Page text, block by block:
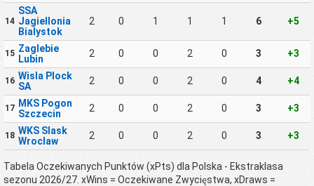
14
SSA
Jagiellonia
Bialystok
2 0 1 1 1 6 +5
15 Zaglebie
Lubin
2 0 0 2 0 3 +3
16 Wisla Plock
SA
2 0 0 2 0 4 +4
17 MKS Pogon
Szczecin
2 0 0 2 0 3 +3
18 WKS Slask
Wroclaw
2 0 0 2 0 3 +3
Tabela Oczekiwanych Punktów (xPts) dla Polska - Ekstraklasa
sezonu 2026/27. xWins = Oczekiwane Zwycięstwa, xDraws =